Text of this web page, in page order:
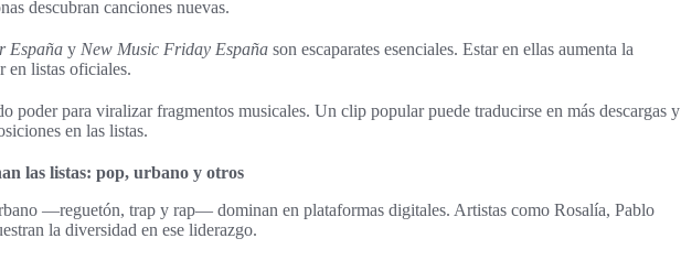
descubran canciones nuevas.
España y New Music Friday España son escaparates esenciales. Estar en ellas aumenta la
en listas oficiales.
poder para viralizar fragmentos musicales. Un clip popular puede traducirse en más descargas y
en las listas.
las listas: pop, urbano y otros
—reguetón, trap y rap— dominan en plataformas digitales. Artistas como Rosalía, Pablo
la diversidad en ese liderazgo.